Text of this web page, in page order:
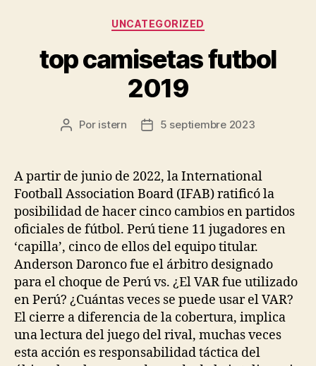
Categorías
UNCATEGORIZED
top camisetas futbol
2019
Autor
entrada
Por istern
Fecha
entrada
5 septiembre 2023
A partir de junio de 2022, la International
Football Association Board (IFAB) ratificó la
posibilidad de hacer cinco cambios en partidos
oficiales de fútbol. Perú tiene 11 jugadores en
‘capilla’, cinco de ellos del equipo titular.
Anderson Daronco fue el árbitro designado
para el choque de Perú vs. ¿El VAR fue utilizado
en Perú? ¿Cuántas veces se puede usar el VAR?
El cierre a diferencia de la cobertura, implica
una lectura del juego del rival, muchas veces
esta acción es responsabilidad táctica del